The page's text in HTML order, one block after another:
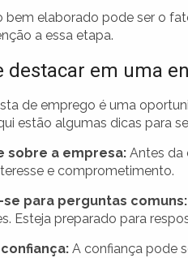
bem elaborado pode ser o
a essa etapa.
destacar em uma
de emprego é uma
estão algumas dicas para
sobre a empresa: Antes da
e comprometimento.
se para perguntas comuns:
Esteja preparado para
A confiança pode